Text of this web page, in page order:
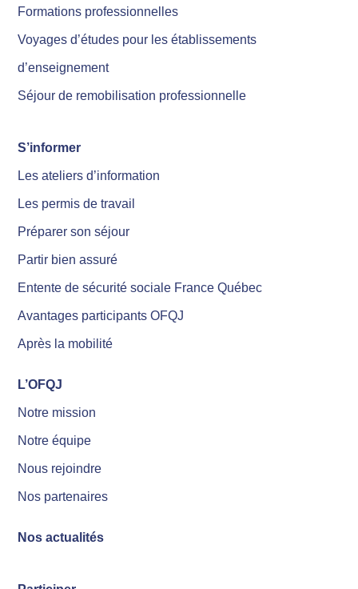
Formations professionnelles
Voyages d’études pour les établissements
d’enseignement
Séjour de remobilisation professionnelle
S’informer
Les ateliers d’information
Les permis de travail
Préparer son séjour
Partir bien assuré
Entente de sécurité sociale France Québec
Avantages participants OFQJ
Après la mobilité
L’OFQJ
Notre mission
Notre équipe
Nous rejoindre
Nos partenaires
Nos actualités